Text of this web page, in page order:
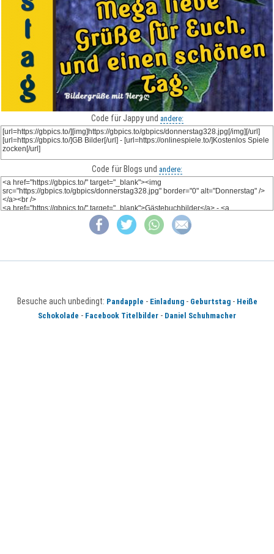
Code für Jappy und andere:
Code für Blogs und andere:
Besuche auch unbedingt: Pandapple - Einladung- Geburtstag- Heiße
Schokolade - Facebook Titelbilder - Daniel Schuhmacher